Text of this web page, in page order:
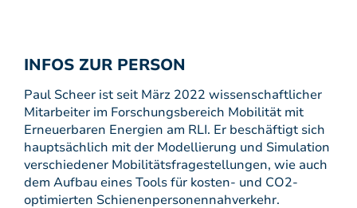
INFOS ZUR PERSON
Paul Scheer ist seit März 2022 wissenschaftlicher
Mitarbeiter im Forschungsbereich Mobilität mit
Erneuerbaren Energien am RLI. Er beschäftigt sich
hauptsächlich mit der Modellierung und Simulation
verschiedener Mobilitätsfragestellungen, wie auch
dem Aufbau eines Tools für kosten- und CO2-
optimierten Schienenpersonennahverkehr.